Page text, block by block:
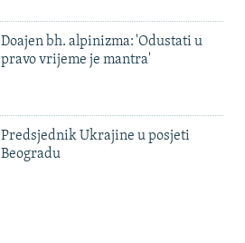
Doajen bh. alpinizma: 'Odustati u
pravo vrijeme je mantra'
Predsjednik Ukrajine u posjeti
Beogradu